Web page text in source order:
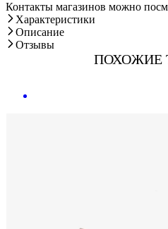
Контакты магазинов можно
Характеристики
Описание
Отзывы
ПОХОЖИЕ